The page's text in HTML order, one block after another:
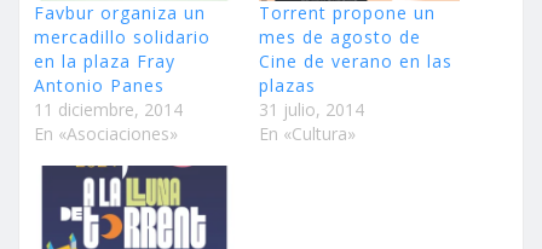
Favbur organiza un
mercadillo solidario
en la plaza Fray
Antonio Panes
11 diciembre, 2014
En «Asociaciones»
Torrent propone un
mes de agosto de
Cine de verano en las
plazas
31 julio, 2014
En «Cultura»